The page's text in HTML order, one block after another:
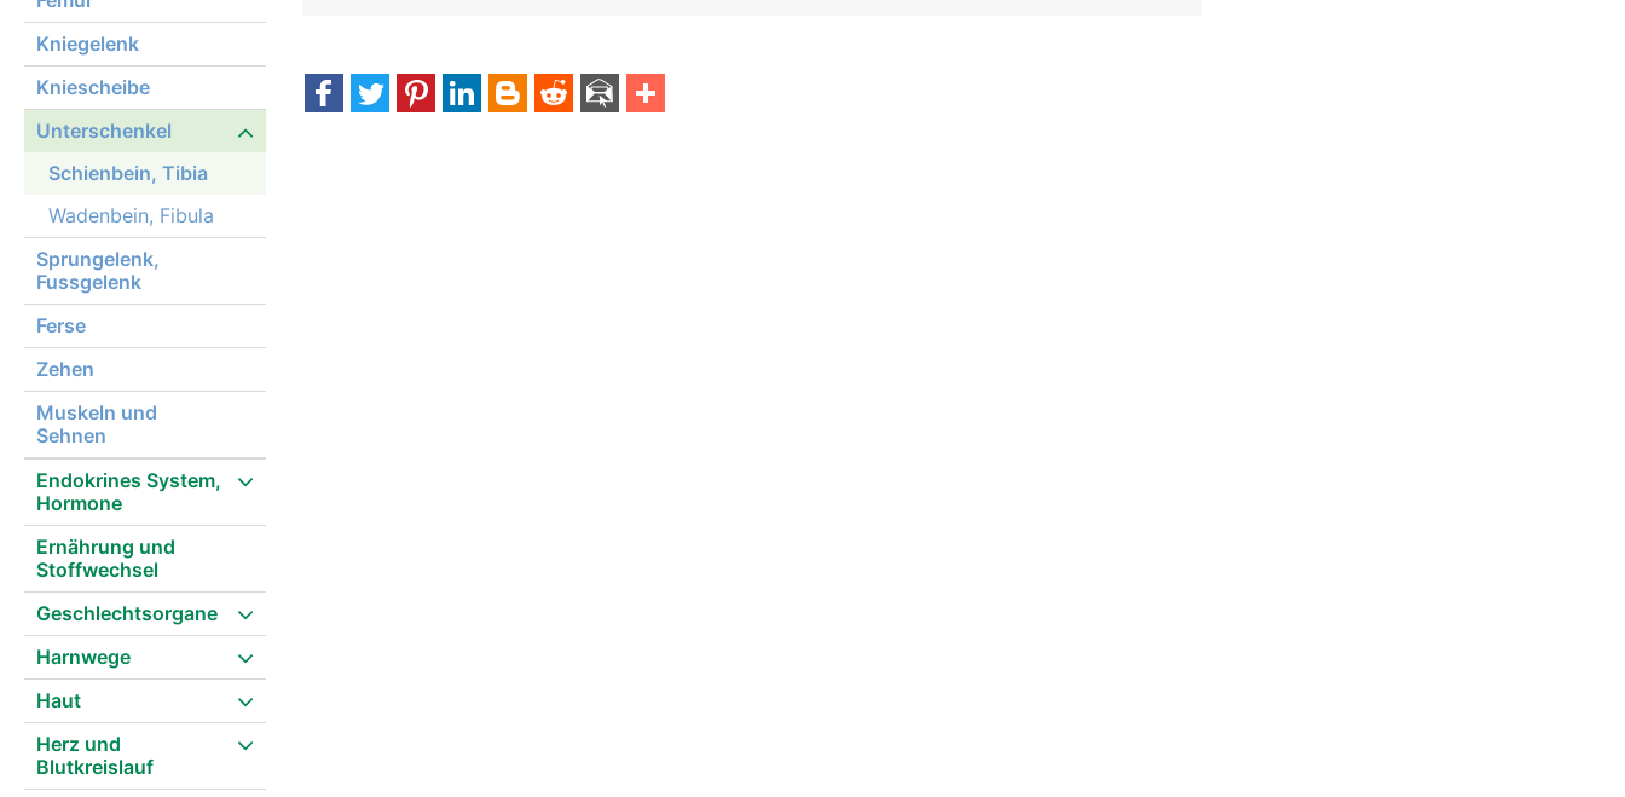
Kniegelenk
Kniescheibe
Unterschenkel
Schienbein, Tibia
Wadenbein, Fibula
Sprungelenk,
Fussgelenk
Ferse
Zehen
Muskeln und
Sehnen
Endokrines System,
Hormone
Ernährung und
Stoffwechsel
Geschlechtsorgane
Harnwege
Haut
Herz und
Blutkreislauf